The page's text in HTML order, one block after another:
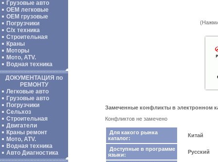
Грузовые авто
ОЕМ легковые
OEM грузовые
Погрузчики
С/х техника
Строительная
Краны
Моторы
Мото, ATV.
Водная техника
ДОКУМЕНТАЦИЯ по
РЕМОНТУ
Легковые авто
Грузовые авто
Погрузчики
Сельхоз
Строительная
Двигатели
Краны ремонт
Мото, ATV.
Водная техника
Авто Диагностика
Замеченные конфликты в электронном
Конфликтов не замечено
Для какого рынка
каталог:
Китай
Доступные в программе
языки:
Русский